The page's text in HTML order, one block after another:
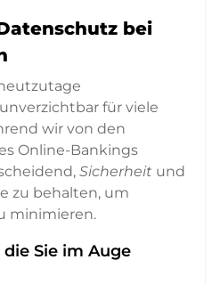
bei
für viele
wir von den
Online-Bankings
Sicherheit und
zu behalten, um
minimieren.
Sie im Auge